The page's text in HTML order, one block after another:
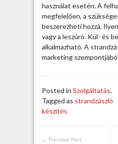
t
á
s
t
i
é
b
használat esetén. A
megfelelően, a
beszerezheti hozzá.
vagy a leszúró. Kül- és
alkalmazható. A
marketing
Posted in Szolgáltatás.
Tagged as strandzászló
készítés
← Previous Post